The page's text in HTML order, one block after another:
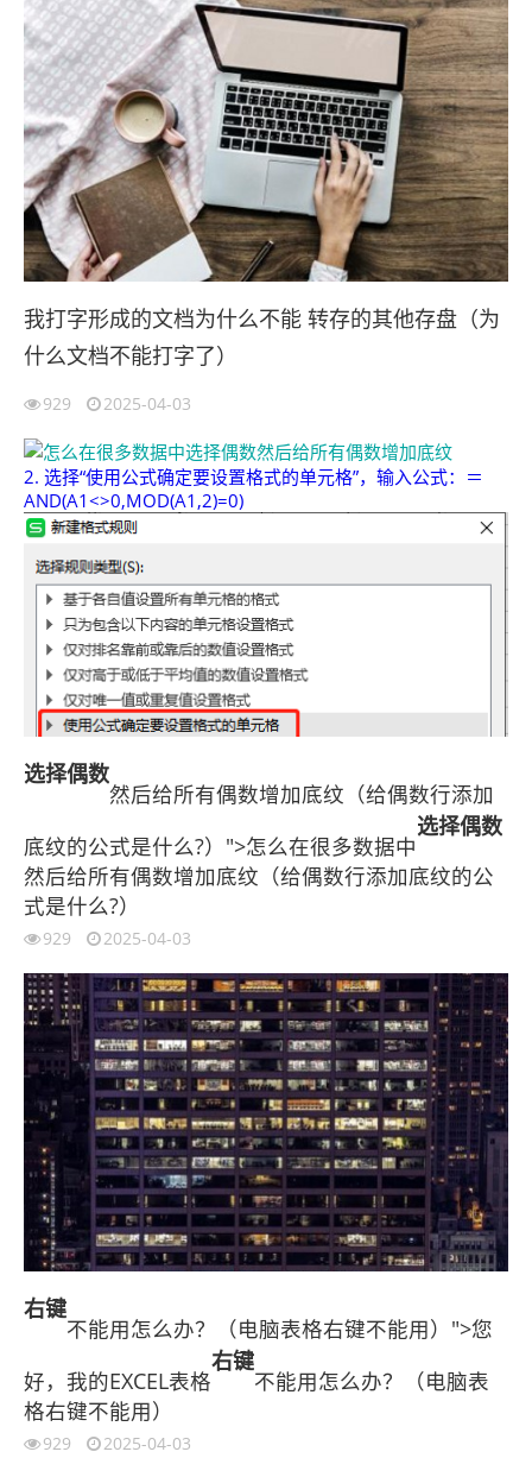
我打字形成的文档为什么不能 转存的其他存盘（为
什么文档不能打字了）
929 2025-04-03
2. 选择“使用公式确定要设置格式的单元格”，输入公式：＝
AND(A1<>0,MOD(A1,2)=0)
选择偶数
然后给所有偶数增加底纹（给偶数行添加
底纹的公式是什么?）">怎么在很多数据中
选择偶数
然后给所有偶数增加底纹（给偶数行添加底纹的公
式是什么?）
929 2025-04-03
右键
不能用怎么办？（电脑表格右键不能用）">您
好，我的EXCEL表格
右键
不能用怎么办？（电脑表
格右键不能用）
929 2025-04-03